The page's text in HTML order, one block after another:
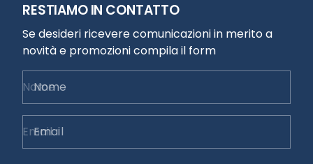
RESTIAMO IN CONTATTO
Se desideri ricevere comunicazioni in merito a
novità e promozioni compila il form
Nome
Email